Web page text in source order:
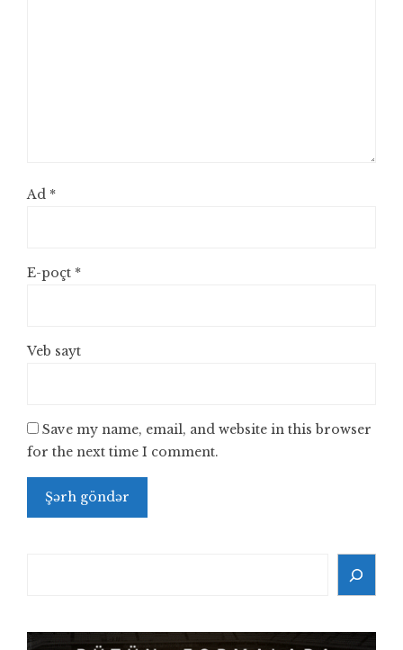
Ad *
E-poçt *
Veb sayt
Save my name, email, and website in this browser
for the next time I comment.